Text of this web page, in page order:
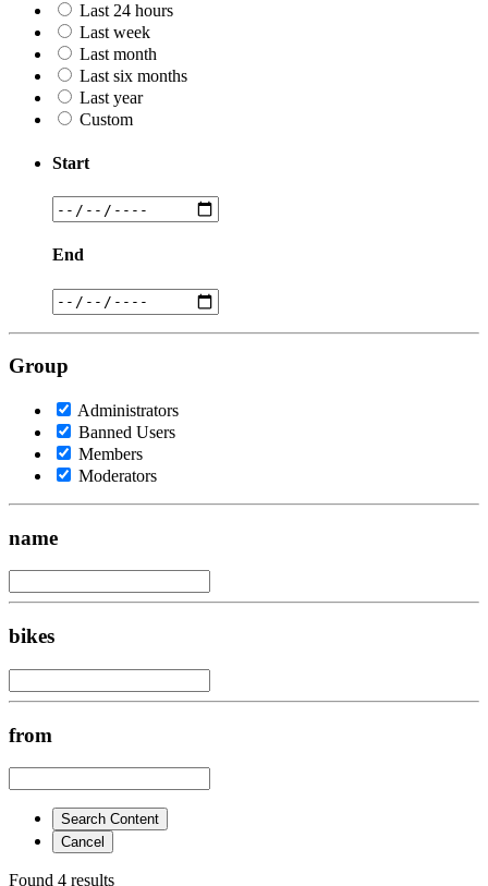
Last 24 hours
Last week
Last month
Last six months
Last year
Custom
Start
End
Group
Administrators
Banned Users
Members
Moderators
name
bikes
from
Search Content
Cancel
Found 4 results